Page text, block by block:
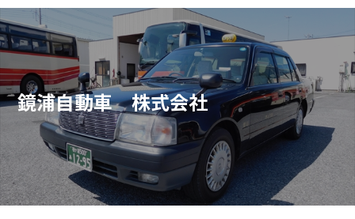
鏡浦自動車 株式会社